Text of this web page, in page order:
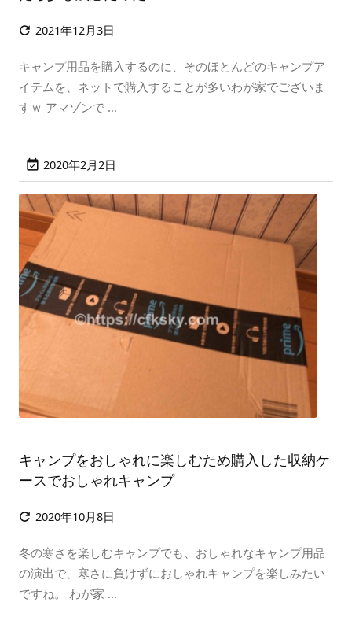
 2021年12月3日
キャンプ用品を購入するのに、そのほとんどのキャンプア
イテムを、ネットで購入することが多いわが家でございま
すｗ アマゾンで ...
 2020年2月2日
キャンプをおしゃれに楽しむため購入した収納ケ
ースでおしゃれキャンプ
 2020年10月8日
冬の寒さを楽しむキャンプでも、おしゃれなキャンプ用品
の演出で、寒さに負けずにおしゃれキャンプを楽しみたい
ですね。 わが家 ...